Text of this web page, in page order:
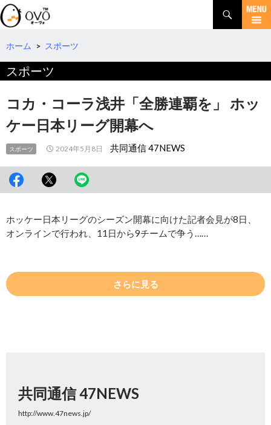
検
索
コ
テ
へ
ホーム > スポーツ
スポーツ
コカ・コーラ浅井「全勝連覇を」 ホッ
ケー日本リーグ開幕へ
スポーツ 2024年5月8日 共同通信 47NEWS
ホッケー日本リーグのシーズン開幕に向けた記者会見が8日、
オンラインで行われ、11日から9チームで争う……
さらに見る
共同通信 47NEWS
http://www.47news.jp/